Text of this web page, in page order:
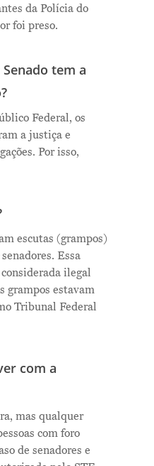
da Polícia do
foi preso.
tem a
Federal, os
a justiça e
Por isso,
escutas (grampos)
Essa
ilegal
grampos estavam
Tribunal Federal
com a
mas qualquer
com foro
de senadores e